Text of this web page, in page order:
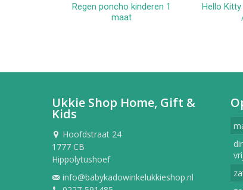
Regen poncho kinderen 1
maat
Hello
Ukkie Shop Home, Gift &
Kids
Hoofdstraat 24
1777 CB
Hippolytushoef
info@babykadowinkelukkieshop.nl